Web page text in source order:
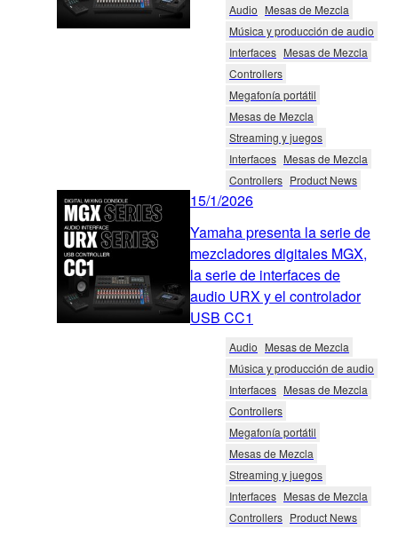
Audio Mesas de Mezcla
Música y producción de audio
Interfaces Mesas de Mezcla
Controllers
Megafonía portátil
Mesas de Mezcla
Streaming y juegos
Interfaces Mesas de Mezcla
Controllers Product News
15/1/2026
Yamaha presenta la serie de
mezcladores digitales MGX,
la serie de interfaces de
audio URX y el controlador
USB CC1
Audio Mesas de Mezcla
Música y producción de audio
Interfaces Mesas de Mezcla
Controllers
Megafonía portátil
Mesas de Mezcla
Streaming y juegos
Interfaces Mesas de Mezcla
Controllers Product News